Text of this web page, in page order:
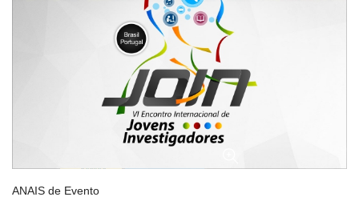
ANAIS de Evento